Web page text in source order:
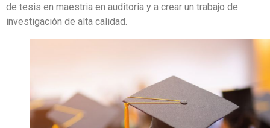
de tesis en maestria en auditoria y a crear un trabajo de
investigación de alta calidad.